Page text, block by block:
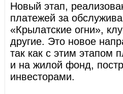
Новый этап,
платежей за
«Крылатские огни»,
другие. Это новое
так как с этим этапом
и на жилой фонд,
инвесторами.